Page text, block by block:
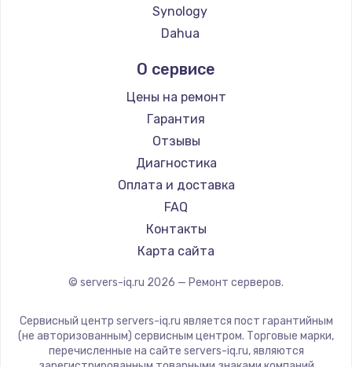
Замена температурного датчика
Замена электроконфорки
1300 руб.
Заказать
Техобслуживание
900 руб.
Заказать
1300 руб.
Заказать
Прошивка
Synology
Dahua
О сервисе
Цены на ремонт
Гарантия
Отзывы
Диагностика
Оплата и доставка
FAQ
Контакты
Карта сайта
© servers-iq.ru 2026 — Ремонт серверов.
Сервисный центр servers-iq.ru является пост гарантийным
(не авторизованным) сервисным центром. Торговые марки,
перечисленные на сайте servers-iq.ru, являются